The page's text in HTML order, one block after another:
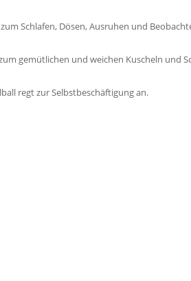
Schlafen, Dösen, Ausruhen und
gemütlichen und weichen Kuscheln und
regt zur Selbstbeschäftigung an.